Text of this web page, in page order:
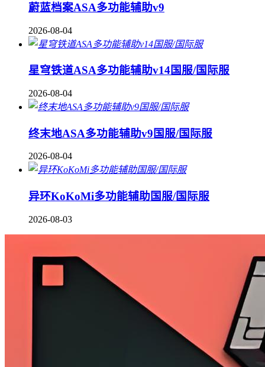
蔚蓝档案ASA多功能辅助v9
2026-08-04
星穹铁道ASA多功能辅助v14国服/国际服
2026-08-04
终末地ASA多功能辅助v9国服/国际服
2026-08-04
异环KoKoMi多功能辅助国服/国际服
2026-08-03